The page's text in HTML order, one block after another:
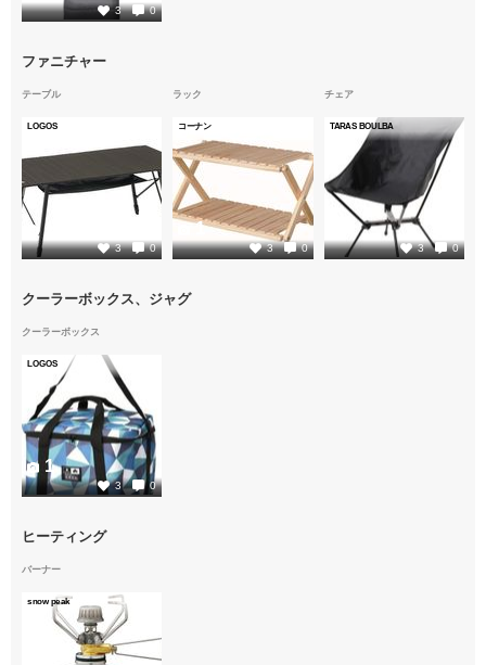
3 0
ファニチャー
テーブル
LOGOS
3 0
1
ラック
コーナン
3 0
1
チェア
TARAS BOULBA
3 0
クーラーボックス、ジャグ
クーラーボックス
LOGOS
3 0
1
ヒーティング
バーナー
snow peak